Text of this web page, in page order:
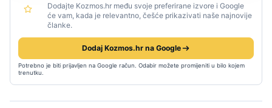
Dodajte Kozmos.hr među svoje preferirane izvore i Google
će vam, kada je relevantno, češće prikazivati naše najnovije
članke.
Dodaj Kozmos.hr na Google
Potrebno je biti prijavljen na Google račun. Odabir možete promijeniti u bilo kojem
trenutku.